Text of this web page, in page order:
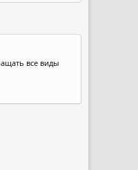
все виды